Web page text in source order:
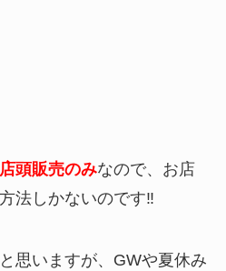
店頭販売のみなので、お店
法しかないのです‼
思いますが、GWや夏休み